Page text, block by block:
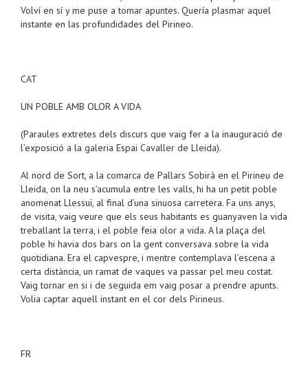
Volví en sí y me puse a tomar apuntes. Quería plasmar aquel
instante en las profundidades del Pirineo.
CAT
UN POBLE AMB OLOR A VIDA
(Paraules extretes dels discurs que vaig fer a la inauguració de
l’exposició a la galeria Espai Cavaller de Lleida).
Al nord de Sort, a la comarca de Pallars Sobirà en el Pirineu de
Lleida, on la neu s’acumula entre les valls, hi ha un petit poble
anomenat Llessuï, al final d’una sinuosa carretera. Fa uns anys,
de visita, vaig veure que els seus habitants es guanyaven la vida
treballant la terra, i el poble feia olor a vida. A la plaça del
poble hi havia dos bars on la gent conversava sobre la vida
quotidiana. Era el capvespre, i mentre contemplava l’escena a
certa distància, un ramat de vaques va passar pel meu costat.
Vaig tornar en si i de seguida em vaig posar a prendre apunts.
Volia captar aquell instant en el cor dels Pirineus.
FR